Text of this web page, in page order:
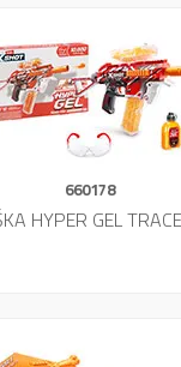
660178
HYPER GEL